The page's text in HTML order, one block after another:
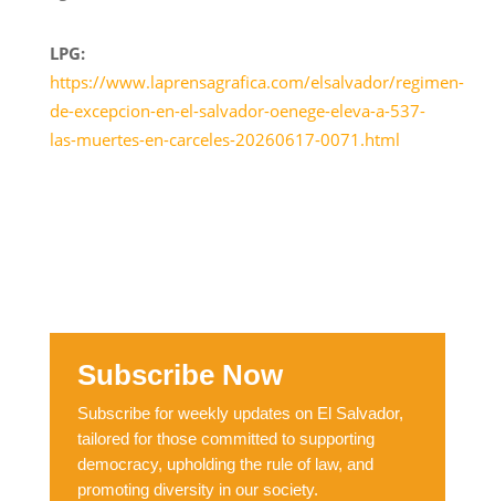
LPG:
https://www.laprensagrafica.com/elsalvador/regimen-
de-excepcion-en-el-salvador-oenege-eleva-a-537-
las-muertes-en-carceles-20260617-0071.html
Subscribe Now
Subscribe for weekly updates on El Salvador,
tailored for those committed to supporting
democracy, upholding the rule of law, and
promoting diversity in our society.